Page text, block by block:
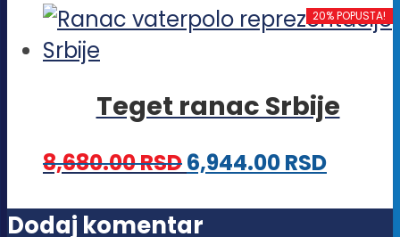
izabrane
stranici
proizvoda.
proizvod
varijanti.
mogu
biti
20% POPUSTA!
Teget ranac Srbije
8,680.00RSD6,944.00RSD
Dodaj komentar